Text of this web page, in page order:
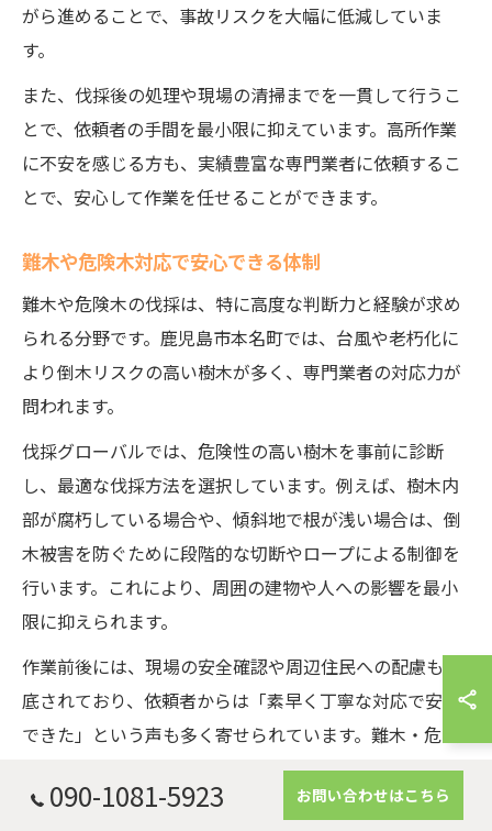
がら進めることで、事故リスクを大幅に低減していま
す。
また、伐採後の処理や現場の清掃までを一貫して行うこ
とで、依頼者の手間を最小限に抑えています。高所作業
に不安を感じる方も、実績豊富な専門業者に依頼するこ
とで、安心して作業を任せることができます。
難木や危険木対応で安心できる体制
難木や危険木の伐採は、特に高度な判断力と経験が求め
られる分野です。鹿児島市本名町では、台風や老朽化に
より倒木リスクの高い樹木が多く、専門業者の対応力が
問われます。
伐採グローバルでは、危険性の高い樹木を事前に診断
し、最適な伐採方法を選択しています。例えば、樹木内
部が腐朽している場合や、傾斜地で根が浅い場合は、倒
木被害を防ぐために段階的な切断やロープによる制御を
行います。これにより、周囲の建物や人への影響を最小
限に抑えられます。
作業前後には、現場の安全確認や周辺住民への配慮も徹
底されており、依頼者からは「素早く丁寧な対応で安心
できた」という声も多く寄せられています。難木・危険
木の対応を検討されている方は、リスク説明や作業計画
の明示を行う業者を選ぶことが重要です。
090-1081-5923 お問い合わせはこちら